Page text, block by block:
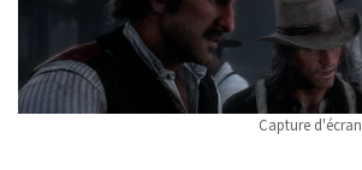
Capture d'écran